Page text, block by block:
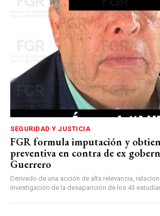
SEGURIDAD Y JUSTICIA
FGR formula imputación y
preventiva en contra de ex
Guerrero
Derivado de una acción de alta relevancia,
investigación de la desaparición de los 43